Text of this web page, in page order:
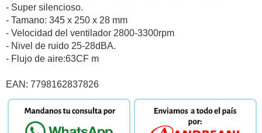
- Super silencioso.
- Tamano: 345 x 250 x 28 mm
- Velocidad del ventilador 2800-3300rpm
- Nivel de ruido 25-28dBA.
- Flujo de aire:63CF m
EAN: 7798162837826